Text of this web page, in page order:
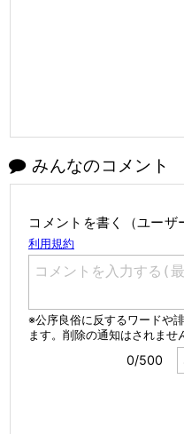
みんなのコメント
コメントを書く（ユーザ